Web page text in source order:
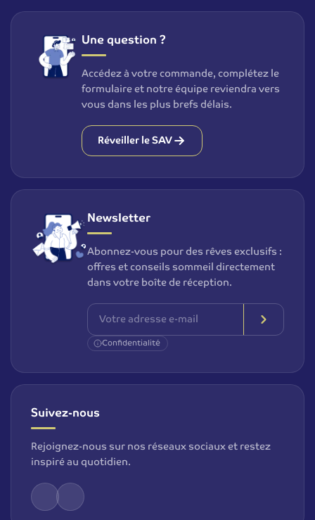
Une question ?
Accédez à votre commande, complétez le
formulaire et notre équipe reviendra vers
vous dans les plus brefs délais.
Réveiller le SAV
Newsletter
Abonnez-vous pour des rêves exclusifs :
offres et conseils sommeil directement
dans votre boîte de réception.
Confidentialité
Suivez-nous
Rejoignez-nous sur nos réseaux sociaux et restez
inspiré au quotidien.